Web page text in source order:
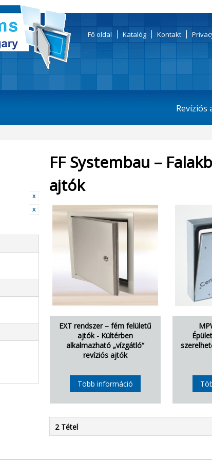
Fő oldal Katalóg Kontakt
Revíziós
FF Systembau –
ajtók
EXT rendszer – fém felületű
ajtók - Kültérben
alkalmazható „vízgátló“
revíziós ajtók
Több információ
2 Tétel